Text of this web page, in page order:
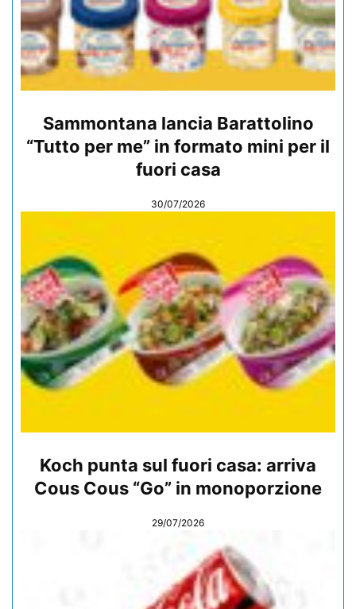
Sammontana lancia Barattolino
“Tutto per me” in formato mini per il
fuori casa
30/07/2026
Koch punta sul fuori casa: arriva
Cous Cous “Go” in monoporzione
29/07/2026